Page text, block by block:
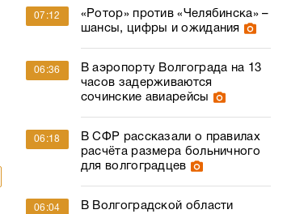
07:12
«Ротор» против «Челябинска» –
шансы, цифры и ожидания
06:36
В аэропорту Волгограда на 13
часов задерживаются
сочинские авиарейсы
06:18
В СФР рассказали о правилах
расчёта размера больничного
для волгоградцев
06:04
В Волгоградской области